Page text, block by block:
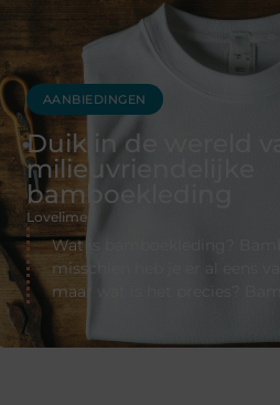
AANBIEDINGEN
Duik in de wereld
milieuvriendelijke
bamboekleding
Lovelime
Wat is bamboekleding?
misschien heb je er al eens
maar wat is het precies?